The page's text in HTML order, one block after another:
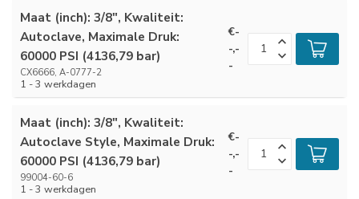
Maat (inch): 3/8", Kwaliteit:
Autoclave, Maximale Druk:
60000 PSI (4136,79 bar)
CX6666, A-0777-2
1 - 3 werkdagen
€-
-,-
-
Maat (inch): 3/8", Kwaliteit:
Autoclave Style, Maximale Druk:
60000 PSI (4136,79 bar)
99004-60-6
1 - 3 werkdagen
€-
-,-
-